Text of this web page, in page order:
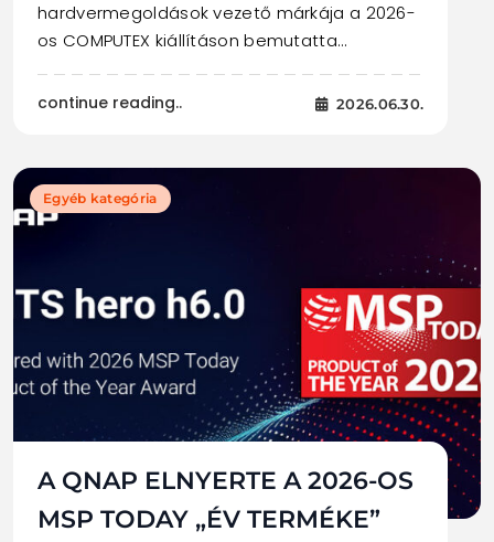
hardvermegoldások vezető márkája a 2026-
os COMPUTEX kiállításon bemutatta…
continue reading.. 2026.06.30.
Egyéb kategória
A QNAP ELNYERTE A 2026-OS
MSP TODAY „ÉV TERMÉKE”